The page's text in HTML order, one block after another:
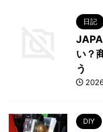
日記
い？
う
DIY